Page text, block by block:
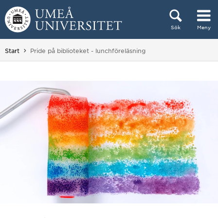
Hoppa direkt till innehållet
Sök Meny
Huvudmenyn dold.
Start Du är här:
Pride på biblioteket - lunchföreläsning